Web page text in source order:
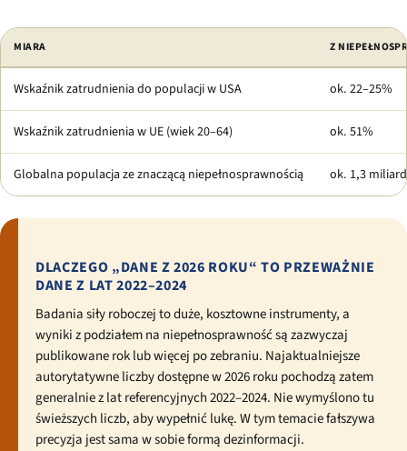
MIARA Z
Wskaźnik zatrudnienia do populacji w USA ok. 22–25%
Wskaźnik zatrudnienia w UE (wiek 20–64) ok. 51%
Globalna populacja ze znaczącą niepełnosprawnością ok. 1,3
DLACZEGO „DANE Z 2026 ROKU“ TO PRZEWAŻNIE
DANE Z LAT 2022–2024
Badania siły roboczej to duże, kosztowne instrumenty, a
wyniki z podziałem na niepełnosprawność są zazwyczaj
publikowane rok lub więcej po zebraniu. Najaktualniejsze
autorytatywne liczby dostępne w 2026 roku pochodzą zatem
generalnie z lat referencyjnych 2022–2024. Nie wymyślono tu
świeższych liczb, aby wypełnić lukę. W tym temacie fałszywa
precyzja jest sama w sobie formą dezinformacji.